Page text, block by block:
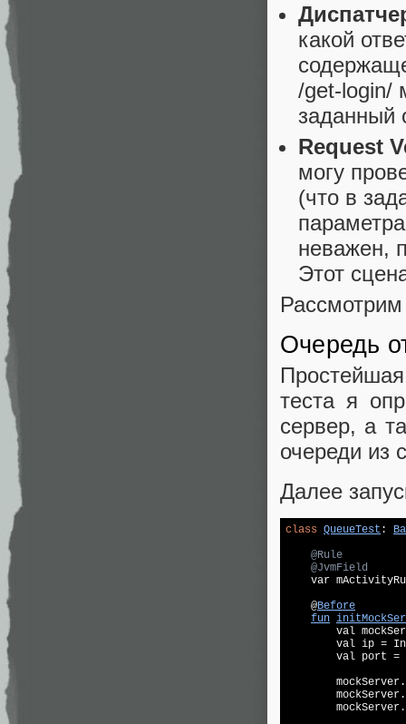
какой
/get-login/
заданный
Request
могу
(что в
неважен,
Этот
Очередь
теста я
сервер, а
очереди из
Далее
class QueueTest :
@Rule
@JvmField
var
    @
Before
fun
val
val ip =
        val port =